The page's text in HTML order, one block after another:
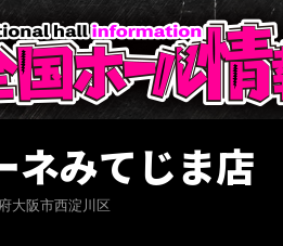
ネみてじま店
大阪市西淀川区